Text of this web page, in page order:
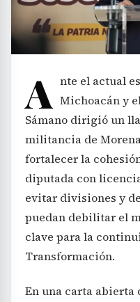
A nte el actual
Michoacán y
Sámano dirigió un
militancia de
fortalecer la
diputada con
evitar divisiones y
puedan debilitar el
clave para la
Transformación.
En una carta